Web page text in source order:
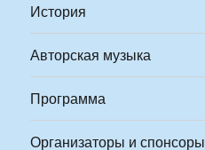
История
Авторская музыка
Программа
Организаторы и спонсоры